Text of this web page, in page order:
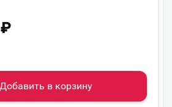
₽
Добавить в корзину